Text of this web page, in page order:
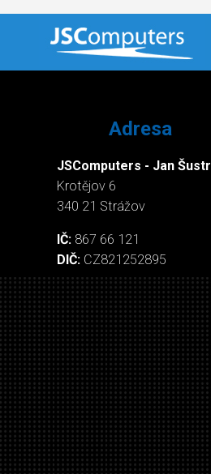
Adresa
JSComputers - Jan Šustr
Krotějov 6
340 21 Strážov
IČ: 867 66 121
DIČ: CZ821252895